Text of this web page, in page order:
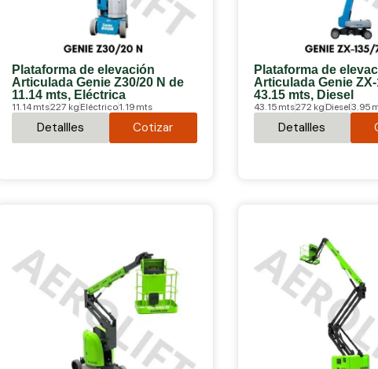
Plataforma de elevación
Articulada Genie Z30/20 N de
11.14 mts, Eléctrica
11.14 mts227 kg Eléctrico1.19 mts
Detallles Cotizar
Plataforma de
Articulada Genie
43.15 mts, Diesel
43.15 mts272 kg Diesel3.95
Detallles